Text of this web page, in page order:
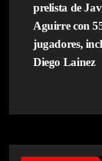
de
entradas
prelista de
Aguirre con
jugadores,
Diego Lainez